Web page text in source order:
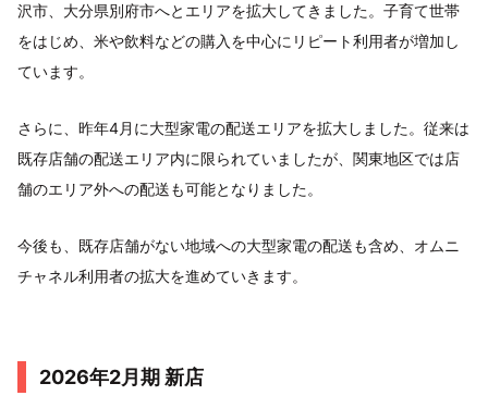
沢市、大分県別府市へとエリアを拡大してきました。子育て世帯
をはじめ、米や飲料などの購入を中心にリピート利用者が増加し
ています。
さらに、昨年4月に大型家電の配送エリアを拡大しました。従来は
既存店舗の配送エリア内に限られていましたが、関東地区では店
舗のエリア外への配送も可能となりました。
今後も、既存店舗がない地域への大型家電の配送も含め、オムニ
チャネル利用者の拡大を進めていきます。
2026年2月期 新店